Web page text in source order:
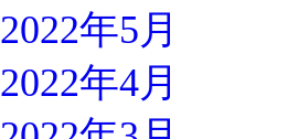
2022年5月
2022年4月